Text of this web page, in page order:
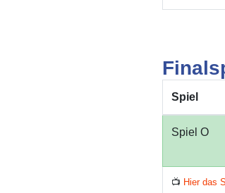
Spiel
Spiel O
📺 Hier das